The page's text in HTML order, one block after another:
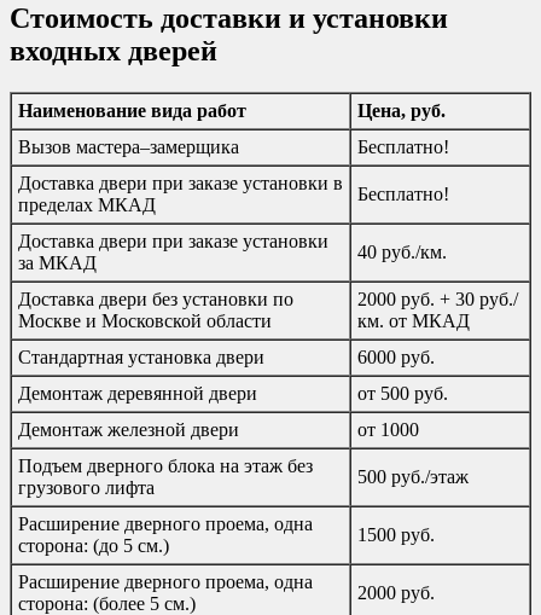
Стоимость доставки и установки
входных дверей
Наименование вида работ
Цена, руб.
Вызов мастера–замерщика
Бесплатно!
Доставка двери при заказе установки в
пределах МКАД
Бесплатно!
Доставка двери при заказе установки
за МКАД
40 руб./км.
Доставка двери без установки по
Москве и Московской области
2000 руб. + 30 руб./
км. от МКАД
Стандартная установка двери
6000 руб.
Демонтаж деревянной двери
от 500 руб.
Демонтаж железной двери
от 1000
Подъем дверного блока на этаж без
грузового лифта
500 руб./этаж
Расширение дверного проема, одна
сторона: (до 5 см.)
1500 руб.
Расширение дверного проема, одна
сторона: (более 5 см.)
2000 руб.